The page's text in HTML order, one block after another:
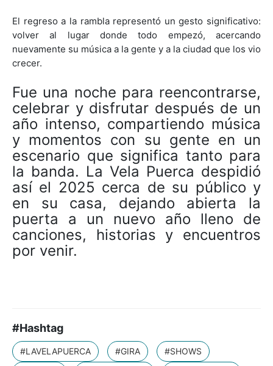
El regreso a la rambla representó un gesto significativo:
volver al lugar donde todo empezó, acercando
nuevamente su música a la gente y a la ciudad que los vio
crecer.
Fue una noche para reencontrarse,
celebrar y disfrutar después de un
año intenso, compartiendo música
y momentos con su gente en un
escenario que significa tanto para
la banda. La Vela Puerca despidió
así el 2025 cerca de su público y
en su casa, dejando abierta la
puerta a un nuevo año lleno de
canciones, historias y encuentros
por venir.
#Hashtag
#LAVELAPUERCA #GIRA
#SHOWS